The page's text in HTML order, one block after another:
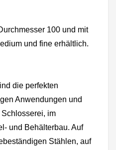
100 und mit
und fine erhältlich.
die perfekten
Anwendungen und
im
und Behälterbau. Auf
Stählen, auf